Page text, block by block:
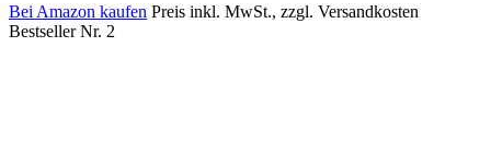
Bei Amazon kaufen Preis inkl. MwSt., zzgl. Versandkosten
Bestseller Nr. 2